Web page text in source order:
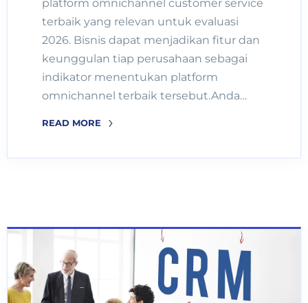
platform omnichannel customer service
terbaik yang relevan untuk evaluasi
2026. Bisnis dapat menjadikan fitur dan
keunggulan tiap perusahaan sebagai
indikator menentukan platform
omnichannel terbaik tersebut.Anda…
READ MORE